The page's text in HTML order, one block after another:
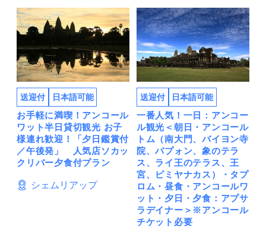
送迎付 日本語可能
お手軽に満喫！アンコール
ワット半日貸切観光 お子
様連れ歓迎！「夕日鑑賞付
／午後発」 人気店ソカッ
クリバー夕食付プラン
シェムリアップ
送迎付 日本語可能
一番人気！一日：アンコー
ル観光＜朝日・アンコール
トム（南大門、バイヨン寺
院、バプォン、象のテラ
ス、ライ王のテラス、王
宮、ピミヤナカス）・タプ
ロム・昼食・アンコールワ
ット・夕日・夕食：アプサ
ラデイナー＞※アンコール
チケット必要